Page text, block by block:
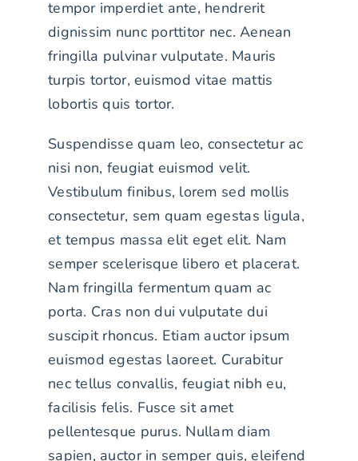
tempor imperdiet ante, hendrerit
dignissim nunc porttitor nec. Aenean
fringilla pulvinar vulputate. Mauris
turpis tortor, euismod vitae mattis
lobortis quis tortor.
Suspendisse quam leo, consectetur ac
nisi non, feugiat euismod velit.
Vestibulum finibus, lorem sed mollis
consectetur, sem quam egestas ligula,
et tempus massa elit eget elit. Nam
semper scelerisque libero et placerat.
Nam fringilla fermentum quam ac
porta. Cras non dui vulputate dui
suscipit rhoncus. Etiam auctor ipsum
euismod egestas laoreet. Curabitur
nec tellus convallis, feugiat nibh eu,
facilisis felis. Fusce sit amet
pellentesque purus. Nullam diam
sapien, auctor in semper quis, eleifend